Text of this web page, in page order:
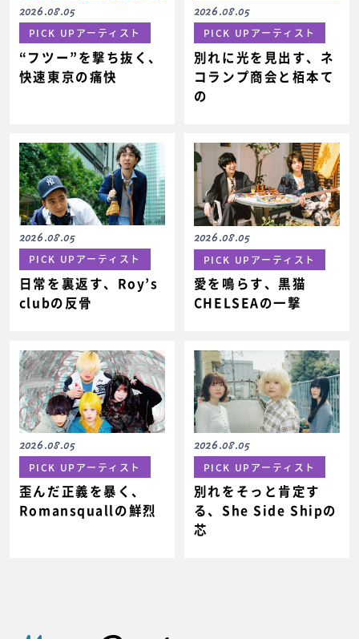
2026.08.05
PICK UPアーティスト
“フツー”を撃ち抜く、
快速東京の痛快
2026.08.05
PICK UPアーティスト
別れに光を見出す、ネ
コランプ商会と栢本て
の
2026.08.05
PICK UPアーティスト
日常を裏返す、Roy’s
clubの反骨
2026.08.05
PICK UPアーティスト
愛を鳴らす、黒猫
CHELSEAの一撃
2026.08.05
PICK UPアーティスト
歪んだ正義を暴く、
Romansquallの鮮烈
2026.08.05
PICK UPアーティスト
別れをそっと肯定す
る、She Side Shipの
芯